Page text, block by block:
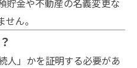
貯金や不動産の名義変更な
ん。
人」かを証明する必要があ